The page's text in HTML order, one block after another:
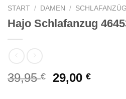
START / DAMEN /
Hajo Schlafanzug
39,95€ 29,00€